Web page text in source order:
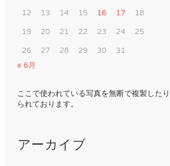
12
13 14 15 16 17
18
19
20 21 22 23 24
25
26
27 28 29 30
31
« 6月
ここで使われている写真を無断で複製した
られております。
アーカイブ